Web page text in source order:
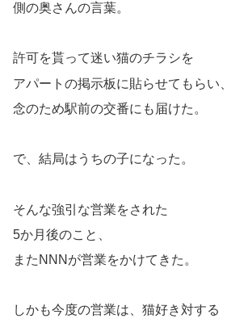
側の奥さんの言葉。
許可を貰って迷い猫のチラシを
アパートの掲示板に貼らせてもらい、
念のため駅前の交番にも届けた。
で、結局はうちの子になった。
そんな強引な営業をされた
5か月後のこと、
またNNNが営業をかけてきた。
しかも今度の営業は、猫好き対する